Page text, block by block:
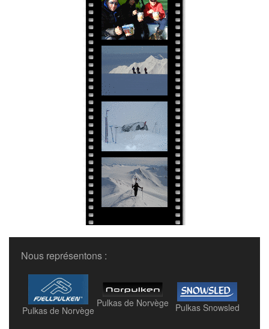
Nous représentons :
Pulkas de Norvège
Pulkas de Norvège Pulkas Snowsled